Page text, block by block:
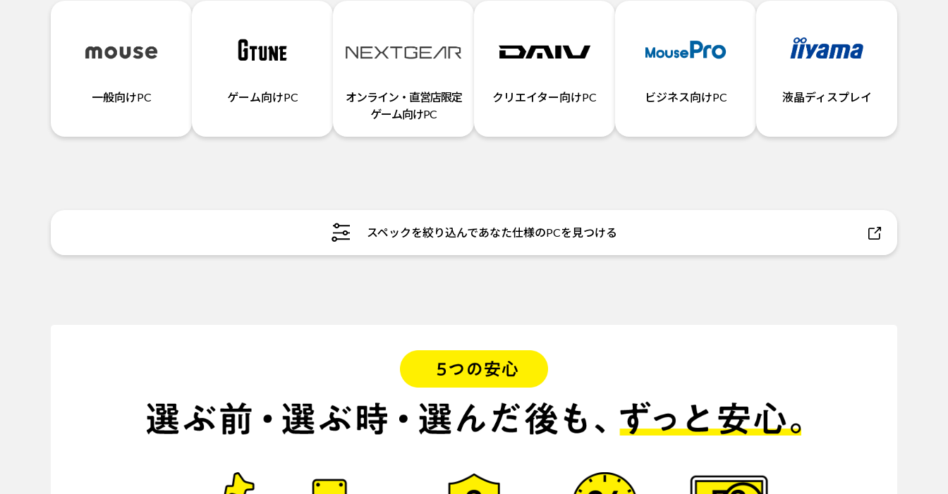
一般向けPC ゲーム向けPC
オンライン・直営店限定
ゲーム向けPC
クリエイター向けPC ビジネス向けPC 液晶ディスプレイ
スペックを絞り込んであなた仕様のPCを見つける